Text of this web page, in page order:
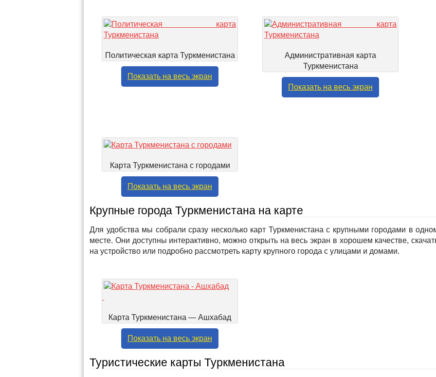
Политическая карта Туркменистана
Показать на весь экран
Административная карта
Туркменистана
Показать на весь экран
Карта Туркменистана с городами
Показать на весь экран
Крупные города Туркменистана на карте
Для удобства мы собрали сразу несколько карт Туркменистана с крупными городами в
месте. Они доступны интерактивно, можно открыть на весь экран в хорошем качестве,
на устройство или подробно рассмотреть карту крупного города с улицами и домами.
Карта Туркменистана — Ашхабад
Показать на весь экран
Туристические карты Туркменистана